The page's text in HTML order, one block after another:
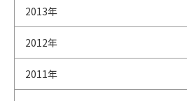
2013年
2012年
2011年